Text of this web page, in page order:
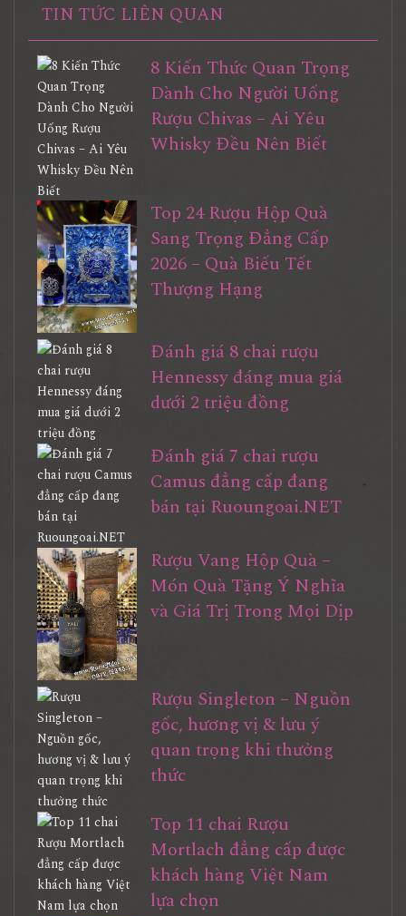
TIN TỨC LIÊN QUAN
8 Kiến Thức Quan Trọng
Dành Cho Người Uống
Rượu Chivas – Ai Yêu
Whisky Đều Nên Biết
Top 24 Rượu Hộp Quà
Sang Trọng Đẳng Cấp
2026 – Quà Biếu Tết
Thượng Hạng
Đánh giá 8 chai rượu
Hennessy đáng mua giá
dưới 2 triệu đồng
Đánh giá 7 chai rượu
Camus đẳng cấp đang
bán tại Ruoungoai.NET
Rượu Vang Hộp Quà –
Món Quà Tặng Ý Nghĩa
và Giá Trị Trong Mọi Dịp
Rượu Singleton – Nguồn
gốc, hương vị & lưu ý
quan trọng khi thưởng
thức
Top 11 chai Rượu
Mortlach đẳng cấp được
khách hàng Việt Nam
lựa chọn